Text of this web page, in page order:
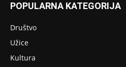
POPULARNA KATEGORIJA
Društvo
Užice
Kultura